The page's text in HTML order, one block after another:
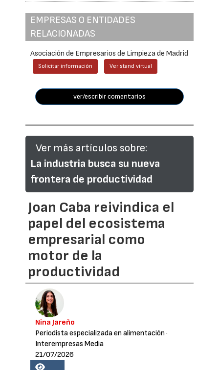
EMPRESAS O ENTIDADES
RELACIONADAS
Asociación de Empresarios de Limpieza de Madrid
Solicitar información Ver stand virtual
ver/escribir comentarios
Ver más artículos sobre:
La industria busca su nueva
frontera de productividad
Joan Caba reivindica el
papel del ecosistema
empresarial como
motor de la
productividad
Nina Jareño
Periodista especializada en alimentación ·
Interempresas Media
21/07/2026